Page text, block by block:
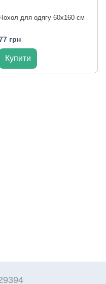
Чохол для одягу 60x160 см
грн
Купити